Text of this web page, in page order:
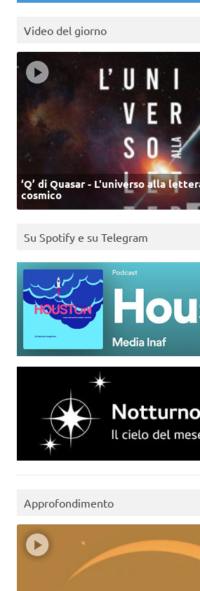
Video del giorno
‘Q’ di Quasar - L'universo alla
cosmico
Su Spotify e su Telegram
Approfondimento